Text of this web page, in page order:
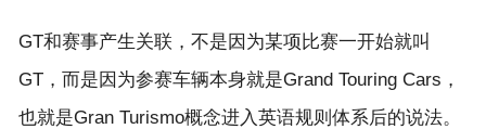
GT和赛事产生关联，不是因为某项比赛一开始就叫
GT，而是因为参赛车辆本身就是Grand Touring Cars，
也就是Gran Turismo概念进入英语规则体系后的说法。